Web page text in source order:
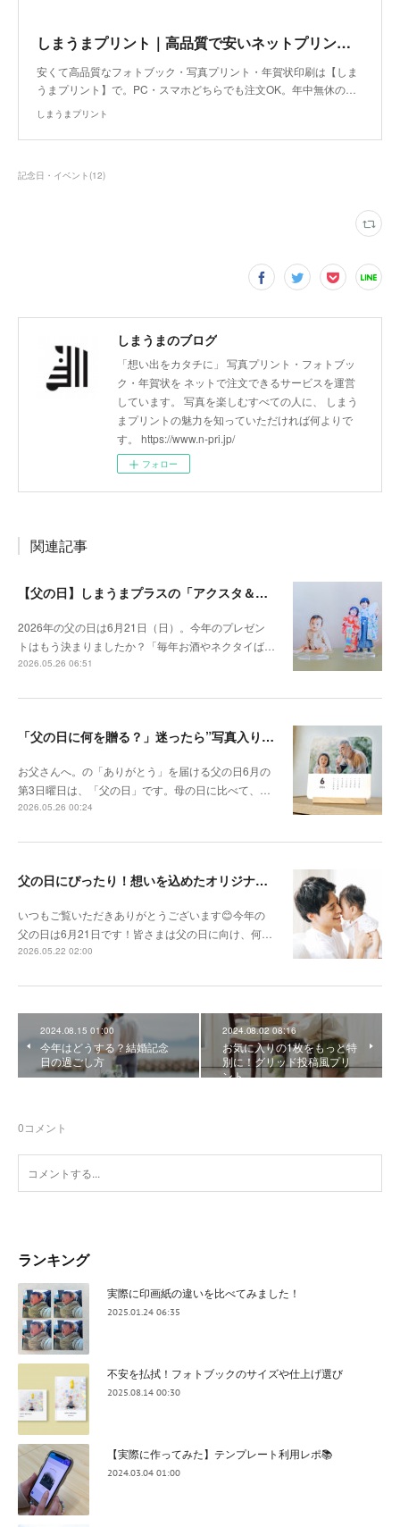
しまうまプリント｜高品質で安いネットプリント専門店
安くて高品質なフォトブック・写真プリント・年賀状印刷は【しま
うまプリント】で。PC・スマホどちらでも注文OK。年中無休の…
しまうまプリント
記念日・イベント (12)
しまうまのブログ
「想い出をカタチに」 写真プリント・フォトブッ
ク・年賀状を ネットで注文できるサービスを運営
しています。 写真を楽しむすべての人に、 しまう
まプリントの魅力を知っていただければ何よりで
す。 https://www.n-pri.jp/
フォロー
関連記事
【父の日】しまうまプラスの「アクスタ＆ステッカー」で、プレゼントのマンネリ解消！
2026年の父の日は6月21日（日）。今年のプレゼン
トはもう決まりましたか？「毎年お酒やネクタイば…
2026.05.26 06:51
「父の日に何を贈る？」迷ったら”写真入りカレンダー”
お父さんへ。の「ありがとう」を届ける父の日6月の
第3日曜日は、「父の日」です。母の日に比べて、…
2026.05.26 00:24
父の日にぴったり！想いを込めたオリジナルギフトを贈ろう🎁
いつもご覧いただきありがとうございます😊今年の
父の日は6月21日です！皆さまは父の日に向け、何…
2026.05.22 02:00
2024.08.15 01:00
今年はどうする？結婚記念
日の過ごし方
2024.08.02 08:16
お気に入りの1枚をもっと特
別に！グリッド投稿風プリ
ント
0コメント
ランキング
実際に印画紙の違いを比べてみました！
2025.01.24 06:35
不安を払拭！フォトブックのサイズや仕上げ選び
2025.08.14 00:30
【実際に作ってみた】テンプレート利用レポ📚
2024.03.04 01:00